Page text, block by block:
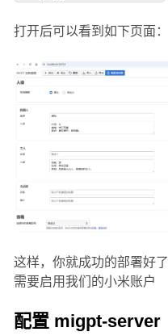
打开后可以看到如下页面：
这样，你就成功的部署好了
需要启用我们的小米账户
配置 migpt-server